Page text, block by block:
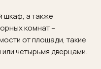
шкаф, а также
комнат –
от площади, такие
четырьмя дверцами.